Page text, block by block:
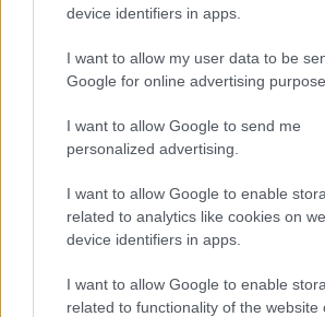
device identifiers in apps.
I want to allow my user data to be
Google for online advertising
I want to allow Google to send me
personalized advertising.
I want to allow Google to enable
related to analytics like cookies on
device identifiers in apps.
I want to allow Google to enable
related to functionality of the website
jobban megértem a motort és
aspektust, amelyek annyira
SBK-tól. Az utolsó hat-hét körben
volt rossz a tempóm, gyorsan
is zárkóztam az előttem
hibáztam, ami három-négy
került."
EZEKET IS AJÁNLJUK